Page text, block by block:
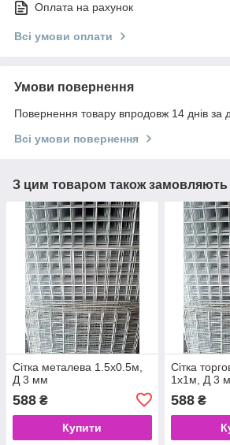
Оплата на рахунок
Всі умови оплати
Умови повернення
Повернення товару впродовж 14 днів за
Всі умови повернення
З цим товаром також замовляють
Сітка металева 1.5х0.5м,
Д 3 мм
588 ₴
Купити
Сітка
1х1м, Д 3
588₴